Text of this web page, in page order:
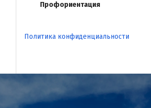
Профориентация
Политика конфиденциальности